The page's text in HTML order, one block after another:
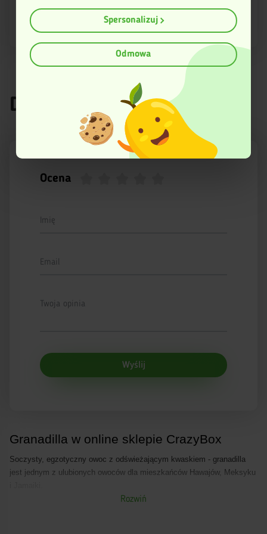
Identyfikować Twoje urządzenie, aktywnie
analizując charakteryzującego je zbiory danych
Dowiedz się więcej odnośnie tego, jak Twoje osobiste dane
są przetwarzane oraz ustaw własne preferencje w
. W Deklaracji plików cookie możesz zmienić lub
wycofać swoją zgodę w dowolnej chwili.
Ta strona korzysta z plików cookies w celu poprawy
swojego funkcjonowania oraz w celach analitycznych.
Więcej informacji znajduje się w Polityce prywatności.
Spersonalizuj
Odmowa
14/03/2025
Dodaj recenzję
Ocena
Imię
Email
Twoja opinia
Wyślij
Granadilla w online sklepie CrazyBox
Soczysty, egzotyczny owoc z odświeżającym kwaskiem - granadilla
jest jednym z ulubionych owoców dla mieszkańców Hawajów, Meksyku
Jest dodawany do potraw dietetycznych a nawet wykorzystywany dla
Rozwiń